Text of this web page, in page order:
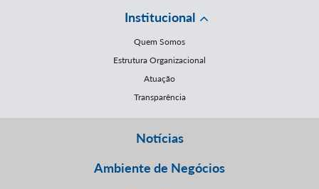
Institucional
Quem Somos
Estrutura Organizacional
Atuação
Transparência
Notícias
Ambiente de Negócios